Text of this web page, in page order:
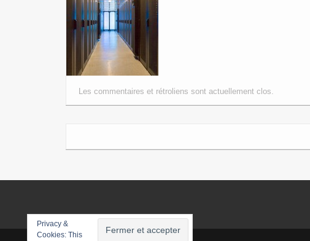
Les commentaires et rétroliens sont actuellement clos.
Privacy &
Cookies: This